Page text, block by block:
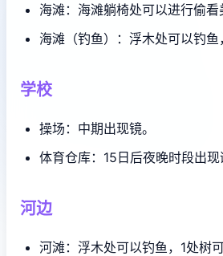
海滩：海滩躺椅处可以进行偷看
海滩（钓鱼）：浮木处可以钓鱼
学校
操场：中期出现镜。
体育仓库：15日后夜晚时段出现
河边
河滩：浮木处可以钓鱼，1处树